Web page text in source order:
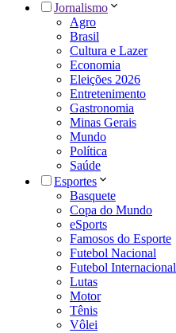
Jornalismo
Agro
Brasil
Cultura e Lazer
Economia
Eleições 2026
Entretenimento
Gastronomia
Minas Gerais
Mundo
Política
Saúde
Esportes
Basquete
Copa do Mundo
eSports
Famosos do Esporte
Futebol Nacional
Futebol Internacional
Lutas
Motor
Tênis
Vôlei